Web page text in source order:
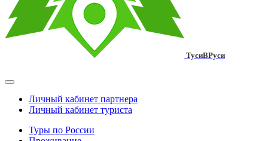
ТусиВРуси
Личный кабинет партнера
Личный кабинет туриста
Туры по России